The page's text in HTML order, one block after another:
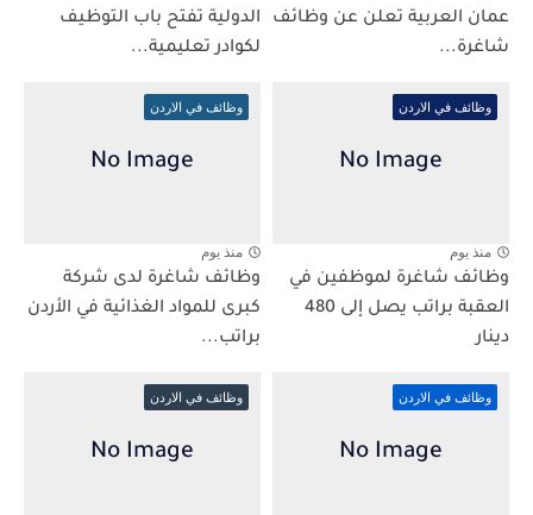
عمان العربية تعلن عن وظائف
شاغرة...
الدولية تفتح باب التوظيف
لكوادر تعليمية...
وظائف في الاردن
منذ يوم
وظائف شاغرة لموظفين في
العقبة براتب يصل إلى 480
دينار
وظائف في الاردن
منذ يوم
وظائف شاغرة لدى شركة
كبرى للمواد الغذائية في الأردن
براتب...
وظائف في الاردن وظائف في الاردن